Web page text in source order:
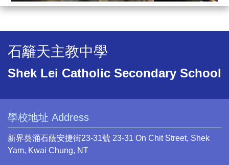
石籬天主教中學
Shek Lei Catholic Secondary School
學校地址 Address
新界葵涌石蔭安捷街23-31號 23-31 On Chit Street, Shek
Yam, Kwai Chung, NT